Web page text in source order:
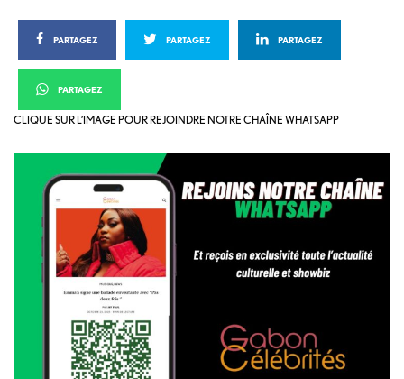
PARTAGEZ PARTAGEZ PARTAGEZ
PARTAGEZ
CLIQUE SUR L’IMAGE POUR REJOINDRE NOTRE CHAÎNE WHATSAPP